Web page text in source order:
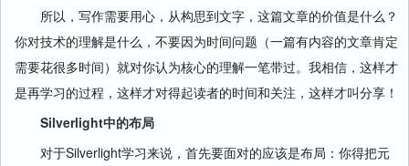
所以，写作需要用心，从构思到文字，这篇文章的价值是什么？
你对技术的理解是什么，不要因为时间问题（一篇有内容的文章肯定
需要花很多时间）就对你认为核心的理解一笔带过。我相信，这样才
是再学习的过程，这样才对得起读者的时间和关注，这样才叫分享！
Silverlight中的布局
对于Silverlight学习来说，首先要面对的应该是布局：你得把元